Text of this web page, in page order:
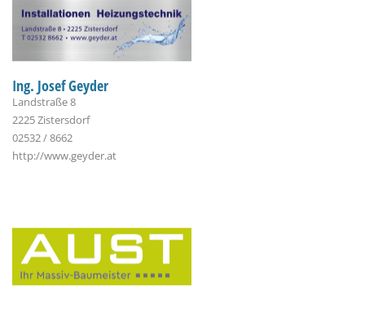
Ing. Josef Geyder
Landstraße 8
2225 Zistersdorf
02532 / 8662
http://www.geyder.at